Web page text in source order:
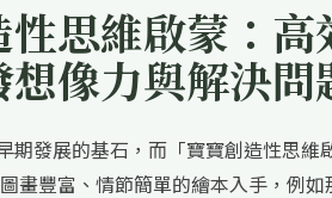
性思維啟蒙：
像力與解決問
期發展的基石，而「寶寶創造性思
畫豐富、情節簡單的繪本入手，例